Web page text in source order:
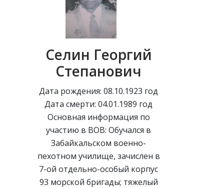
Селин Георгий
Степанович
Дата рождения: 08.10.1923 год
Дата смерти: 04.01.1989 год
Основная информация по
участию в ВОВ: Обучался в
Забайкальском военно-
пехотном училище, зачислен в
7-ой отдельно-особый корпус
93 морской бригады; тяжелый